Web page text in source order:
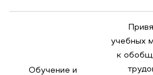
Обучение и
учебных
к